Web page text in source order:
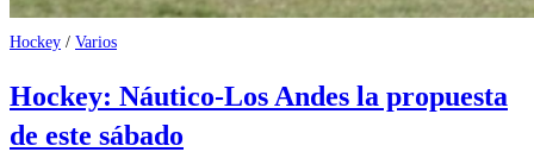
Hockey / Varios
Hockey: Náutico-Los Andes la propuesta
de este sábado